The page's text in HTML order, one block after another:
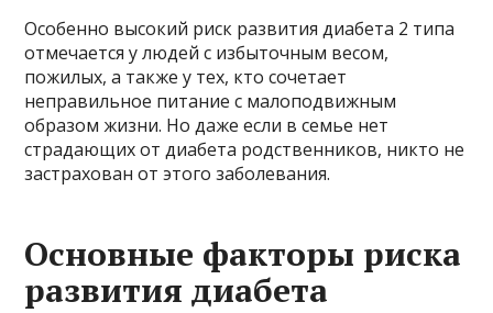
Особенно высокий риск развития диабета 2 типа
отмечается у людей с избыточным весом,
пожилых, а также у тех, кто сочетает
неправильное питание с малоподвижным
образом жизни. Но даже если в семье нет
страдающих от диабета родственников, никто не
застрахован от этого заболевания.
Основные факторы риска
развития диабета